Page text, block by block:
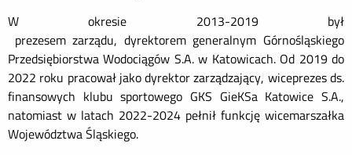
W okresie 2013-2019 był
prezesem zarządu, dyrektorem generalnym Górnośląskiego
Przedsiębiorstwa Wodociągów S.A. w Katowicach. Od 2019 do
2022 roku pracował jako dyrektor zarządzający, wiceprezes ds.
finansowych klubu sportowego GKS GieKSa Katowice S.A.,
natomiast w latach 2022-2024 pełnił funkcję wicemarszałka
Województwa Śląskiego.